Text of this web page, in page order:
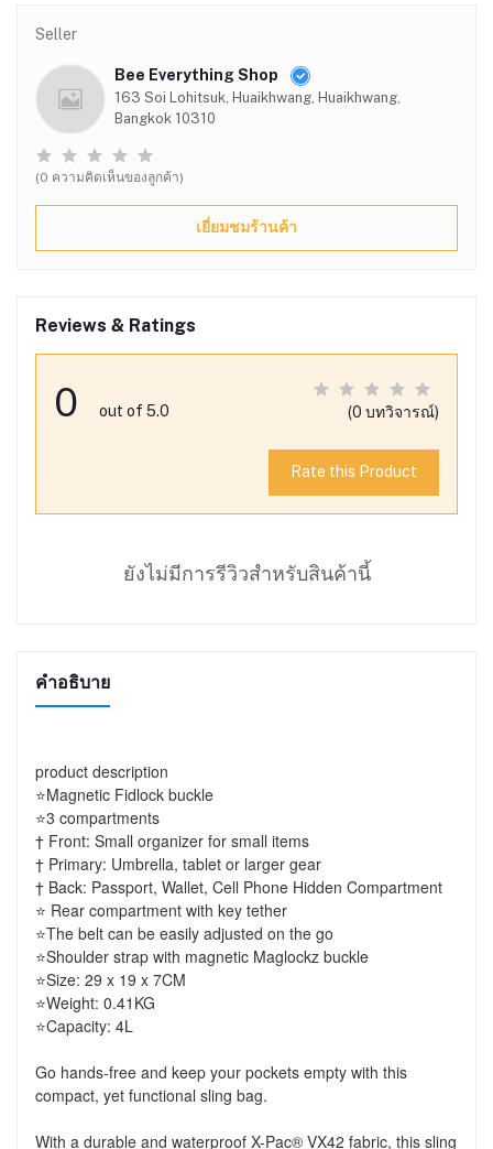
Seller
Bee Everything Shop
163 Soi Lohitsuk, Huaikhwang, Huaikhwang,
Bangkok 10310
(0 ความคิดเห็นของลูกค้า)
เยี่ยมชมร้านค้า
Reviews & Ratings
0 out of 5.0 (0 บทวิจารณ์)
Rate this Product
ยังไม่มีการรีวิวสำหรับสินค้านี้
คำอธิบาย
product description
⭐Magnetic Fidlock buckle
⭐3 compartments
† Front: Small organizer for small items
† Primary: Umbrella, tablet or larger gear
† Back: Passport, Wallet, Cell Phone Hidden Compartment
⭐ Rear compartment with key tether
⭐The belt can be easily adjusted on the go
⭐Shoulder strap with magnetic Maglockz buckle
⭐Size: 29 x 19 x 7CM
⭐Weight: 0.41KG
⭐Capacity: 4L
Go hands-free and keep your pockets empty with this
compact, yet functional sling bag.
With a durable and waterproof X-Pac® VX42 fabric, this sling